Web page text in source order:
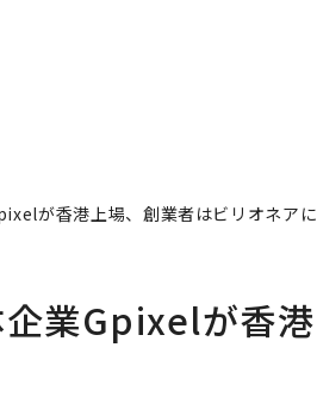
が香港上場、創業者はビリオネアに
企業Gpixelが香港